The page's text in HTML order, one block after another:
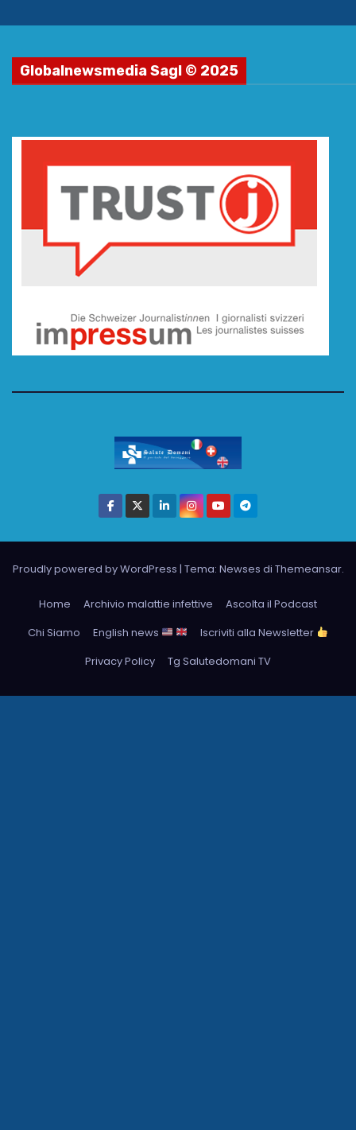
Globalnewsmedia Sagl © 2025
Proudly powered by WordPress | Tema: Newses di Themeansar.
Home Archivio malattie infettive
Ascolta il Podcast
Chi Siamo
English news
Iscriviti alla Newsletter
Privacy Policy
Tg Salutedomani TV